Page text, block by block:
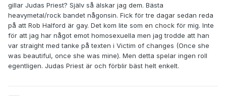
gillar Judas Priest? Själv så älskar jag dem. Bästa
heavymetal/rock bandet någonsin. Fick för tre dagar sedan reda
på att Rob Halford är gay. Det kom lite som en chock för mig. Inte
för att jag har något emot homosexuella men jag trodde att han
var straight med tanke på texten i Victim of changes (Once she
was beautiful, once she was mine). Men detta spelar ingen roll
egentligen. Judas Priest är och förblir bäst helt enkelt.